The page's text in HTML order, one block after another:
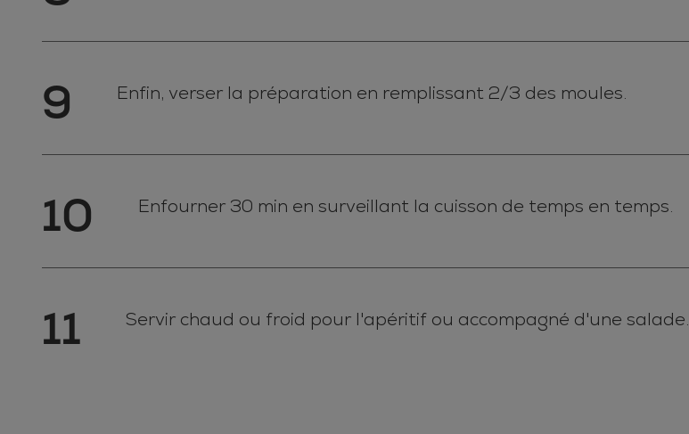
9 Enfin, verser la préparation en remplissant 2/3 des moules.
10 Enfourner 30 min en surveillant la cuisson de temps en temps.
11 Servir chaud ou froid pour l'apéritif ou accompagné d'une salade.